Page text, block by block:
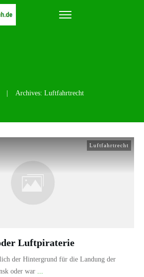
| Archives: Luftfahrtrecht
Luftfahrtrecht
Luftpiraterie
der Hintergrund für die Landung der
oder war